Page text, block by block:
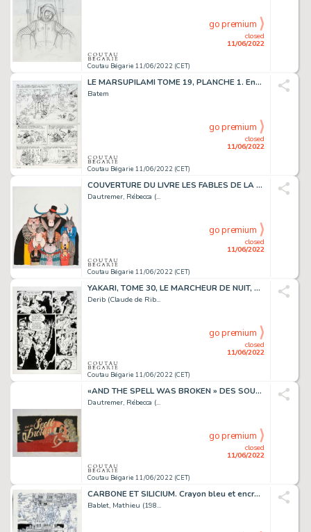
Coutau Bégarie 11/06/2022 (CET)
closed
11/06/2022
go premium
LE MARSUPILAMI TOME 19, PLANCHE 1. Encre de Chine sur...
Batem
Coutau Bégarie 11/06/2022 (CET)
closed
11/06/2022
go premium
COUVERTURE DU LIVRE LES FABLES DE LA FONTAINE, commande...
Dautremer, Rébecca (...
Coutau Bégarie 11/06/2022 (CET)
closed
11/06/2022
go premium
YAKARI, TOME 30, LE MARCHEUR DE NUIT, PLANCHE 27. Encre...
Derib (Claude de Rib...
Coutau Bégarie 11/06/2022 (CET)
closed
11/06/2022
go premium
«AND THE SPELL WAS BROKEN » DES SOURIS ET DES HOMMES,...
Dautremer, Rébecca (...
Coutau Bégarie 11/06/2022 (CET)
closed
11/06/2022
go premium
CARBONE ET SILICIUM. Crayon bleu et encre de Chine...
Bablet, Mathieu (198...